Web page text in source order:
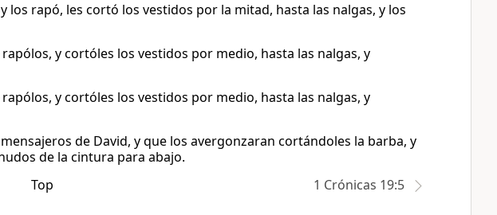
los rapó, les cortó los vestidos por la mitad, hasta las nalgas, y los
y cortóles los vestidos por medio, hasta las nalgas, y
y cortóles los vestidos por medio, hasta las nalgas, y
de David, y que los avergonzaran cortándoles la barba, y
de la cintura para abajo.
Top 1 Crónicas 19:5